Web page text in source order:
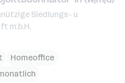
Siedlungs- u
m.b.H.
Homeoffice